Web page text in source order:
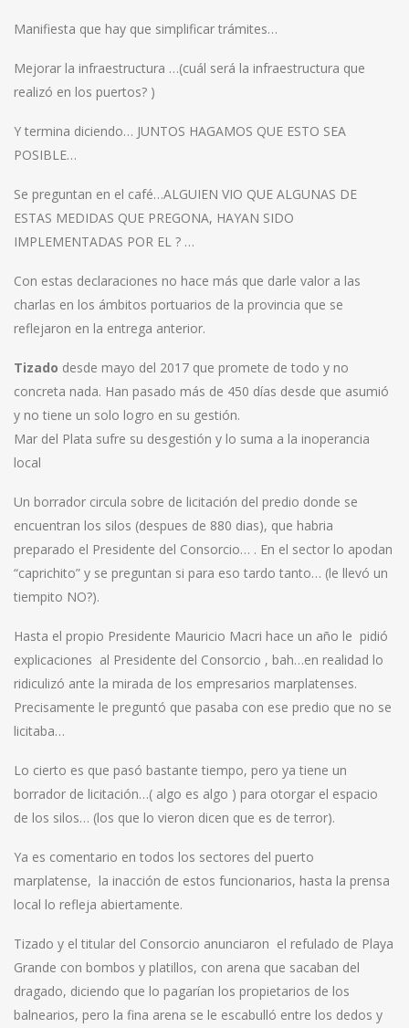
Manifiesta que hay que simplificar trámites…
Mejorar la infraestructura …(cuál será la infraestructura que
realizó en los puertos? )
Y termina diciendo… JUNTOS HAGAMOS QUE ESTO SEA
POSIBLE…
Se preguntan en el café…ALGUIEN VIO QUE ALGUNAS DE
ESTAS MEDIDAS QUE PREGONA, HAYAN SIDO
IMPLEMENTADAS POR EL ? …
Con estas declaraciones no hace más que darle valor a las
charlas en los ámbitos portuarios de la provincia que se
reflejaron en la entrega anterior.
Tizado desde mayo del 2017 que promete de todo y no
concreta nada. Han pasado más de 450 días desde que asumió
y no tiene un solo logro en su gestión.
Mar del Plata sufre su desgestión y lo suma a la inoperancia
local
Un borrador circula sobre de licitación del predio donde se
encuentran los silos (despues de 880 dias), que habria
preparado el Presidente del Consorcio… . En el sector lo apodan
“caprichito” y se preguntan si para eso tardo tanto… (le llevó un
tiempito NO?).
Hasta el propio Presidente Mauricio Macri hace un año le pidió
explicaciones al Presidente del Consorcio , bah…en realidad lo
ridiculizó ante la mirada de los empresarios marplatenses.
Precisamente le preguntó que pasaba con ese predio que no se
licitaba…
Lo cierto es que pasó bastante tiempo, pero ya tiene un
borrador de licitación…( algo es algo ) para otorgar el espacio
de los silos… (los que lo vieron dicen que es de terror).
Ya es comentario en todos los sectores del puerto
marplatense, la inacción de estos funcionarios, hasta la prensa
local lo refleja abiertamente.
Tizado y el titular del Consorcio anunciaron el refulado de Playa
Grande con bombos y platillos, con arena que sacaban del
dragado, diciendo que lo pagarían los propietarios de los
balnearios, pero la fina arena se le escabulló entre los dedos y